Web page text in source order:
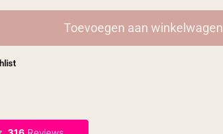
Toevoegen aan winkelwagen